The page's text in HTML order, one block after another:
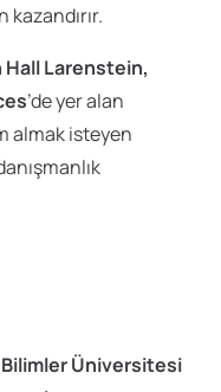
Hall Larenstein,
’de yer alan
almak isteyen
Bilimler Üniversitesi